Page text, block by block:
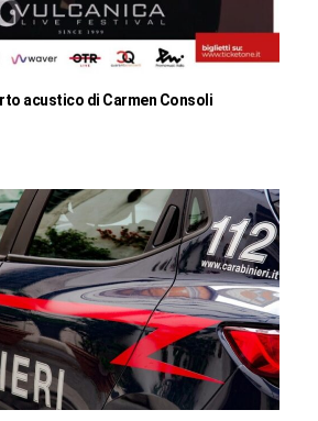
acustico di Carmen Consoli